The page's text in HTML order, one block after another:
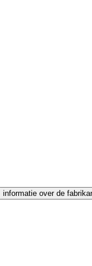
informatie over de